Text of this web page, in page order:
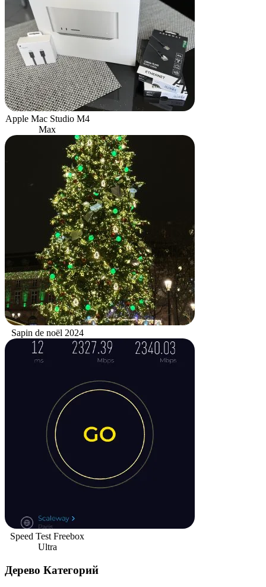
Apple Mac Studio M4
Max
Sapin de noël 2024
Speed Test Freebox
Ultra
Дерево Категорий